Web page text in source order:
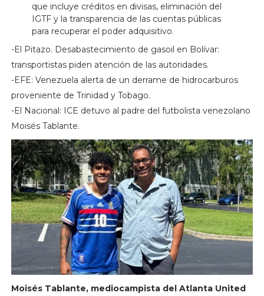
que incluye créditos en divisas, eliminación del
IGTF y la transparencia de las cuentas públicas
para recuperar el poder adquisitivo.
-El Pitazo. Desabastecimiento de gasoil en Bolívar:
transportistas piden atención de las autoridades.
-EFE: Venezuela alerta de un derrame de hidrocarburos
proveniente de Trinidad y Tobago.
-El Nacional: ICE detuvo al padre del futbolista venezolano
Moisés Tablante.
Moisés Tablante, mediocampista del Atlanta United